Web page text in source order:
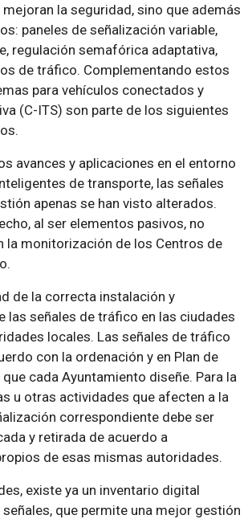
la seguridad, sino que además
paneles de señalización variable,
regulación semafórica adaptativa,
de tráfico. Complementando estos
para vehículos conectados y
(C-ITS) son parte de los siguientes
avances y aplicaciones en el entorno
de transporte, las señales
apenas se han visto alterados.
al ser elementos pasivos, no
la monitorización de los Centros de
de la correcta instalación y
las señales de tráfico en las ciudades
locales. Las señales de tráfico
con la ordenación y en Plan de
cada Ayuntamiento diseñe. Para la
u otras actividades que afecten a la
correspondiente debe ser
y retirada de acuerdo a
de esas mismas autoridades.
existe ya un inventario digital
que permite una mejor gestión